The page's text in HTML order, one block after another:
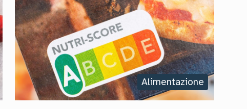
Alimentazione